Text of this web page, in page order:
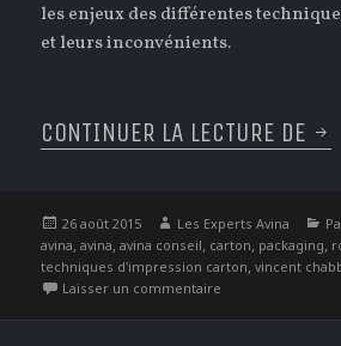
les enjeux des différentes
et leurs inconvénients.
CONTINUER LA LECTURE DE
Publié
le
26 août 2015 Auteur
Les Experts Avina
avina,avina,avina conseil, carton, packaging,
techniques d'impression carton,vincent
Laisser un commentaire